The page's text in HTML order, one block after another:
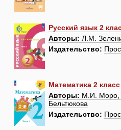
Русский язык 2
Авторы: Л.М.
Издательство:
Математика 2
Авторы: М.И. Моро,
Бельтюкова
Издательство: